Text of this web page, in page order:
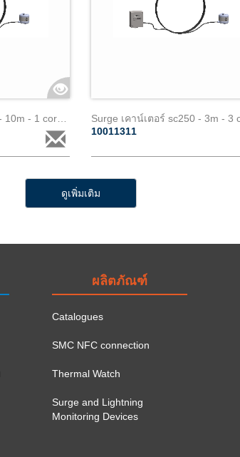
10011311
ดูเพิ่มเติม
ผลิตภัณฑ์
Catalogues
SMC NFC connection
Thermal Watch
Surge and Lightning
Monitoring Devices